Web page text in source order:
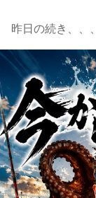
昨日の続き、、、